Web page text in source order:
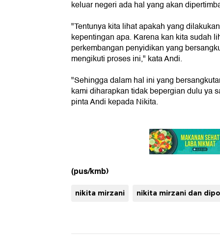
keluar negeri ada hal yang akan
"Tentunya kita lihat apakah yang
kepentingan apa. Karena kan kita sudah
perkembangan penyidikan yang
mengikuti proses ini," kata Andi.
"Sehingga dalam hal ini yang
kami diharapkan tidak bepergian dulu ya
pinta Andi kepada Nikita.
(pus/kmb)
nikita mirzani nikita mirzani dan